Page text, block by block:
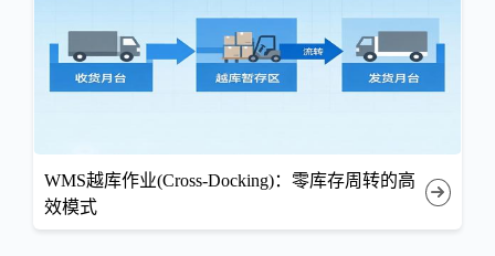
WMS越库作业(Cross-Docking)：零库存周转的高
效模式